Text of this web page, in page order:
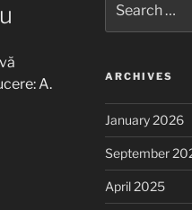
A.
for:
ARCHIVES
January 2026
September
April 2025